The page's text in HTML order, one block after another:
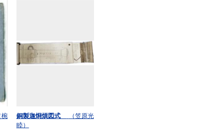
椀
銅製迦烱熕図式
（笠原光
睦）